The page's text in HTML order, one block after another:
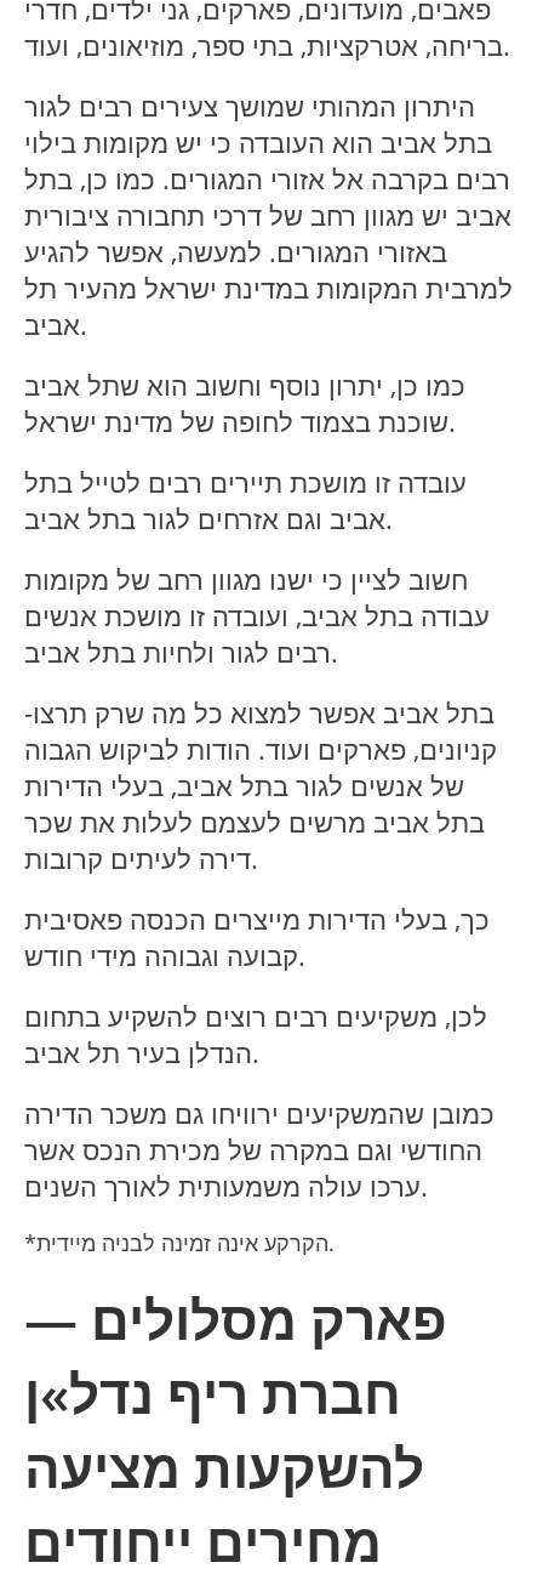
פאבים, מועדונים, פארקים, גני ילדים, חדרי
בריחה, אטרקציות, בתי ספר, מוזיאונים, ועוד.
היתרון המהותי שמושך צעירים רבים לגור
בתל אביב הוא העובדה כי יש מקומות בילוי
רבים בקרבה אל אזורי המגורים. כמו כן, בתל
אביב יש מגוון רחב של דרכי תחבורה ציבורית
באזורי המגורים. למעשה, אפשר להגיע
למרבית המקומות במדינת ישראל מהעיר תל
אביב.
כמו כן, יתרון נוסף וחשוב הוא שתל אביב
שוכנת בצמוד לחופה של מדינת ישראל.
עובדה זו מושכת תיירים רבים לטייל בתל
אביב וגם אזרחים לגור בתל אביב.
חשוב לציין כי ישנו מגוון רחב של מקומות
עבודה בתל אביב, ועובדה זו מושכת אנשים
רבים לגור ולחיות בתל אביב.
בתל אביב אפשר למצוא כל מה שרק תרצו-
קניונים, פארקים ועוד. הודות לביקוש הגבוה
של אנשים לגור בתל אביב, בעלי הדירות
בתל אביב מרשים לעצמם לעלות את שכר
דירה לעיתים קרובות.
כך, בעלי הדירות מייצרים הכנסה פאסיבית
קבועה וגבוהה מידי חודש.
לכן, משקיעים רבים רוצים להשקיע בתחום
הנדלן בעיר תל אביב.
כמובן שהמשקיעים ירוויחו גם משכר הדירה
החודשי וגם במקרה של מכירת הנכס אשר
ערכו עולה משמעותית לאורך השנים.
*הקרקע אינה זמינה לבניה מיידית.
פארק מסלולים —
חברת ריף נדל»ן
להשקעות מציעה
מחירים ייחודים